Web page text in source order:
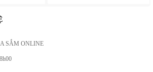
SẮM ONLINE